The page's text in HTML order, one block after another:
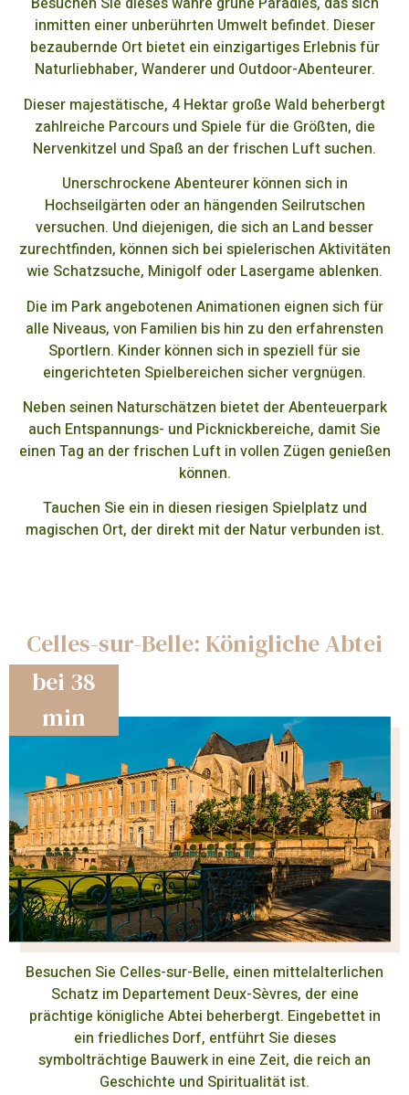
inmitten einer unberührten Umwelt befindet. Dieser
bezaubernde Ort bietet ein einzigartiges Erlebnis für
Naturliebhaber, Wanderer und Outdoor-Abenteurer.
Dieser majestätische, 4 Hektar große Wald beherbergt
zahlreiche Parcours und Spiele für die Größten, die
Nervenkitzel und Spaß an der frischen Luft suchen.
Unerschrockene Abenteurer können sich in
Hochseilgärten oder an hängenden Seilrutschen
versuchen. Und diejenigen, die sich an Land besser
zurechtfinden, können sich bei spielerischen Aktivitäten
wie Schatzsuche, Minigolf oder Lasergame ablenken.
Die im Park angebotenen Animationen eignen sich für
alle Niveaus, von Familien bis hin zu den erfahrensten
Sportlern. Kinder können sich in speziell für sie
eingerichteten Spielbereichen sicher vergnügen.
Neben seinen Naturschätzen bietet der Abenteuerpark
auch Entspannungs- und Picknickbereiche, damit Sie
einen Tag an der frischen Luft in vollen Zügen genießen
können.
Tauchen Sie ein in diesen riesigen Spielplatz und
magischen Ort, der direkt mit der Natur verbunden ist.
Celles-sur-Belle: Königliche Abtei
bei 38
min
Besuchen Sie Celles-sur-Belle, einen mittelalterlichen
Schatz im Departement Deux-Sèvres, der eine
prächtige königliche Abtei beherbergt. Eingebettet in
ein friedliches Dorf, entführt Sie dieses
symbolträchtige Bauwerk in eine Zeit, die reich an
Geschichte und Spiritualität ist.